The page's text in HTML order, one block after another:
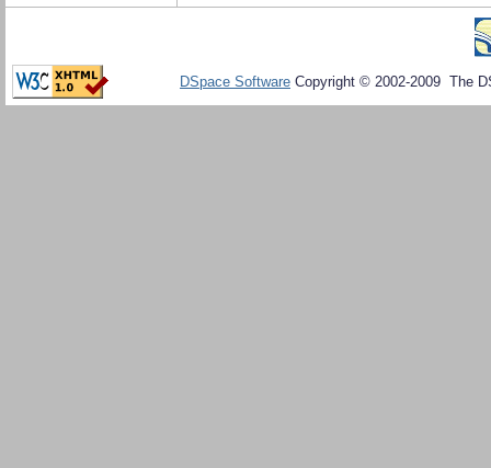
DSpace Software Copyright © 2002-2009 The